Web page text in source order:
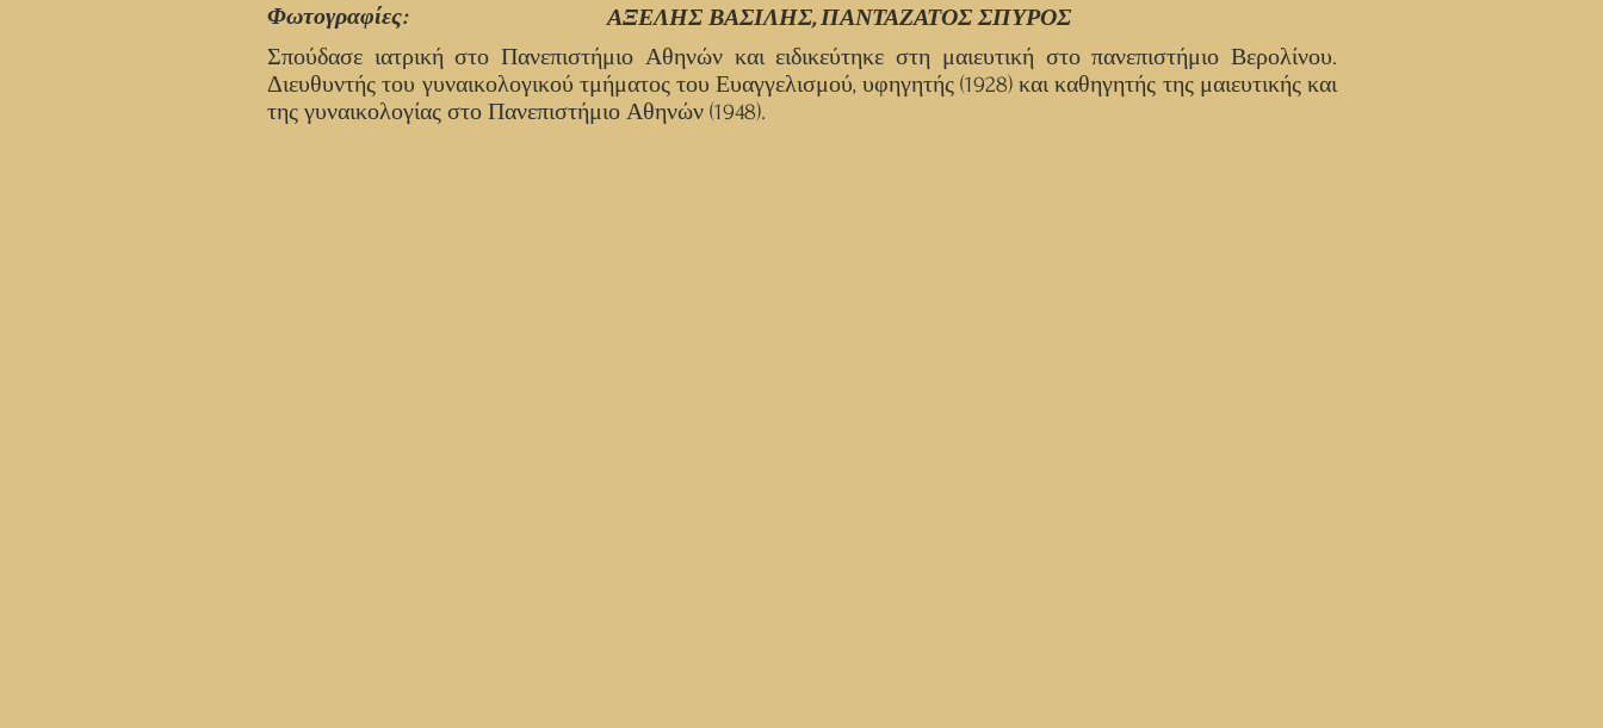
Φωτογραφίες:
ΑΞΕΛΗΣ ΒΑΣΙΛΗΣ, ΠΑΝΤΑΖΑΤΟΣ ΣΠΥΡΟΣ
Σπούδασε ιατρική στο Πανεπιστήμιο Αθηνών και ειδικεύτηκε στη μαιευτική στο πανεπιστήμιο Βερολίνου.
Διευθυντής του γυναικολογικού τμήματος του Ευαγγελισμού, υφηγητής (1928) και καθηγητής της μαιευτικής και
της γυναικολογίας στο Πανεπιστήμιο Αθηνών (1948).